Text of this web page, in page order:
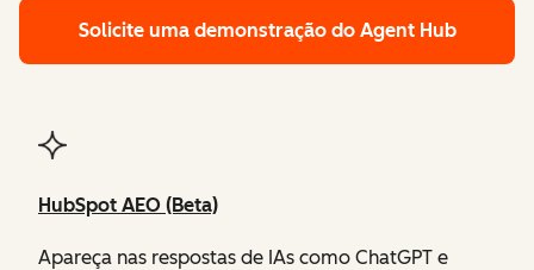
Solicite uma demonstração do Agent Hub
HubSpot AEO (Beta)
Apareça nas respostas de IAs como ChatGPT e